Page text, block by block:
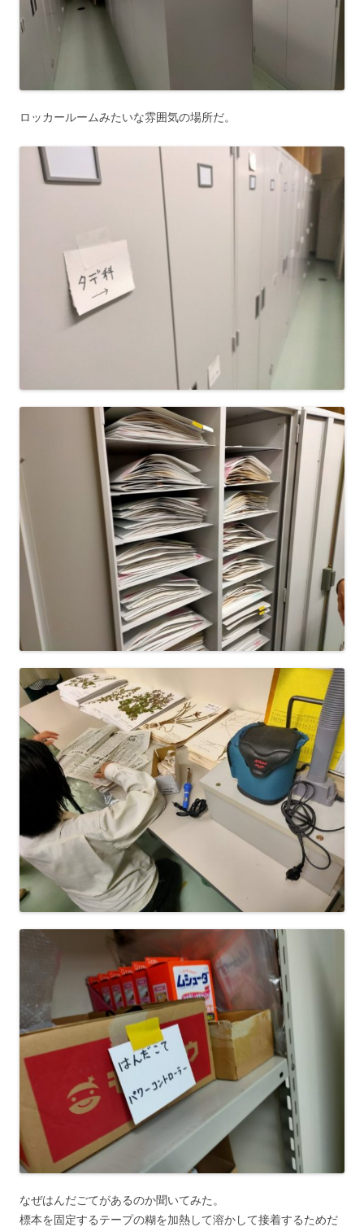
ロッカールームみたいな雰囲気の場所だ。
なぜはんだごてがあるのか聞いてみた。
標本を固定するテープの糊を加熱して溶かして接着するためだ